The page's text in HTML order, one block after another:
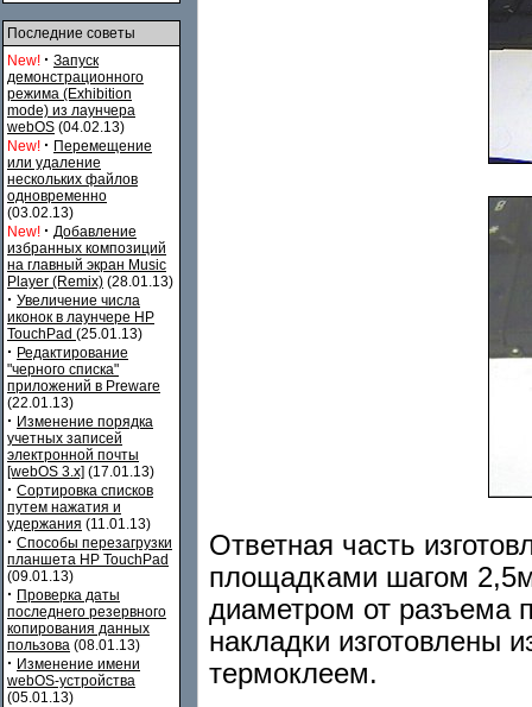
Последние советы
New! · Запуск
демонстрационного
режима (Exhibition
mode) из лаунчера
webOS (04.02.13)
New! · Перемещение
или удаление
нескольких файлов
одновременно
(03.02.13)
New! · Добавление
избранных композиций
на главный экран Music
Player (Remix) (28.01.13)
· Увеличение числа
иконок в лаунчере HP
TouchPad (25.01.13)
· Редактирование
"черного списка"
приложений в Preware
(22.01.13)
· Изменение порядка
учетных записей
электронной почты
[webOS 3.x] (17.01.13)
· Сортировка списков
путем нажатия и
удержания (11.01.13)
· Способы перезагрузки
планшета HP TouchPad
(09.01.13)
· Проверка даты
последнего резервного
копирования данных
пользова (08.01.13)
· Изменение имени
webOS-устройства
(05.01.13)
Ответная часть
площадками шагом
диаметром от разъема
накладки изготовлены
термоклеем.